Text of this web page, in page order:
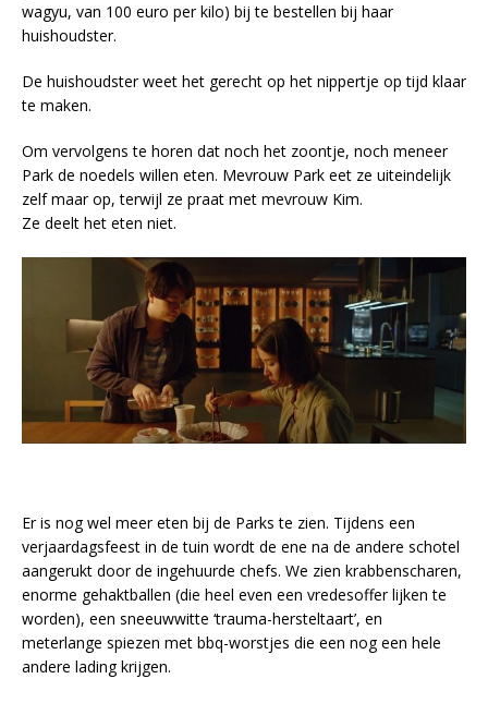
wagyu, van 100 euro per kilo) bij te bestellen bij haar
huishoudster.
De huishoudster weet het gerecht op het nippertje op tijd klaar
te maken.
Om vervolgens te horen dat noch het zoontje, noch meneer
Park de noedels willen eten. Mevrouw Park eet ze uiteindelijk
zelf maar op, terwijl ze praat met mevrouw Kim.
Ze deelt het eten niet.
Er is nog wel meer eten bij de Parks te zien. Tijdens een
verjaardagsfeest in de tuin wordt de ene na de andere schotel
aangerukt door de ingehuurde chefs. We zien krabbenscharen,
enorme gehaktballen (die heel even een vredesoffer lijken te
worden), een sneeuwwitte ‘trauma-hersteltaart’, en
meterlange spiezen met bbq-worstjes die een nog een hele
andere lading krijgen.